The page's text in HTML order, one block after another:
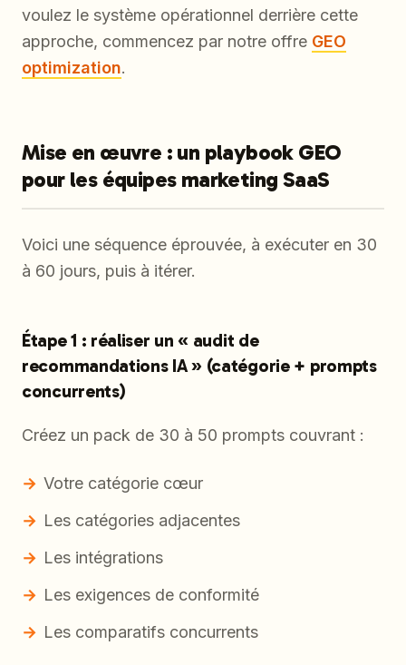
voulez le système opérationnel derrière cette
approche, commencez par notre offre GEO
optimization.
Mise en œuvre : un playbook GEO
pour les équipes marketing SaaS
Voici une séquence éprouvée, à exécuter en 30
à 60 jours, puis à itérer.
Étape 1 : réaliser un « audit de
recommandations IA » (catégorie + prompts
concurrents)
Créez un pack de 30 à 50 prompts couvrant :
Votre catégorie cœur
Les catégories adjacentes
Les intégrations
Les exigences de conformité
Les comparatifs concurrents